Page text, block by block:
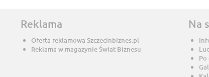
Reklama
Oferta reklamowa Szczecinbiznes.pl
Reklama w magazynie Świat Biznesu
Na